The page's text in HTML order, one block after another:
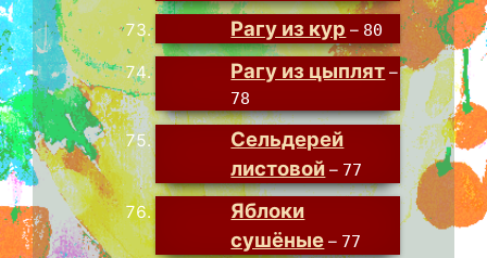
Рагу из кур – 80
Рагу из цыплят –
78
Сельдерей
листовой – 77
Яблоки
сушёные – 77